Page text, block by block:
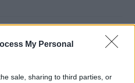
My Personal
sale, sharing to third parties, or
χρόνια
ψάρι και ευλογούμε τα πρώτα